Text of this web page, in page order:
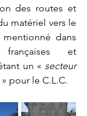
des routes et
matériel vers le
dans
françaises et
un « secteur
» pour le C.L.C.